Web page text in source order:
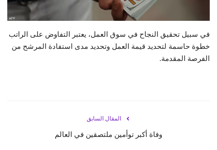
حياة
في سبيل تحقيق النجاح في سوق العمل، يعتبر التفاوض على الراتب
خطوة حاسمة لتحديد قيمة العمل وتحديد مدى استفادة المرشح من
الفرصة المقدمة.
المقال السابق
وفاة أكبر توأمين ملتصقين في العالم